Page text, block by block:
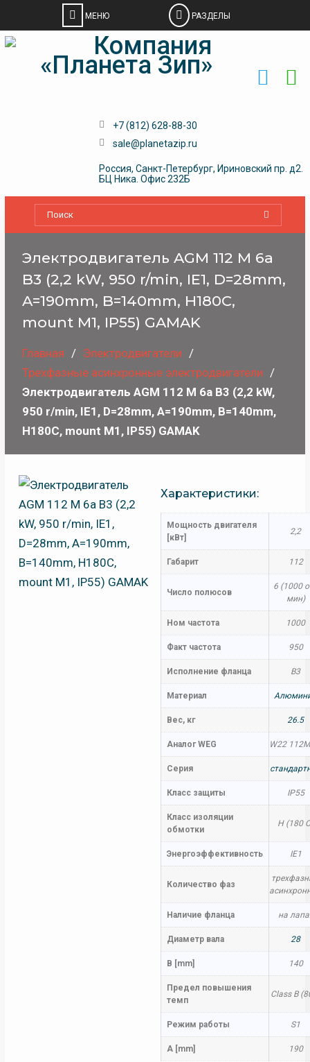
Skip
+7 (812) 628-88-30
sale@planetazip.ru
Россия, Санкт-Петербург, Ириновский пр. д2.
БЦ Ника. Офис 232Б
Электродвигатель AGM 112 M 6a
B3 (2,2 kW, 950 r/min, IE1, D=28mm,
A=190mm, B=140mm, H180C,
mount M1, IP55) GAMAK
Главная
Электродвигатели
Трехфазные асинхронные электродвигатели
Электродвигатель AGM 112 M 6a B3 (2,2 kW,
950 r/min, IE1, D=28mm, A=190mm, B=140mm,
H180C, mount M1, IP55) GAMAK
Характеристики:
Мощность двигателя
[кВт]
2,2
Габарит 112
Число полюсов
6 (1000
мин)
Ном частота 1000
Факт частота 950
Исполнение фланца B3
Материал
Вес, кг 26.5
Аналог WEG W22
Серия
Класс защиты IP55
Класс изоляции
обмотки
H (180
Энергоэффективность IE1
Количество фаз
Наличие фланца на
Диаметр вала 28
B [mm] 140
Предел повышения
темп
Class B
Режим работы S1
A [mm] 190